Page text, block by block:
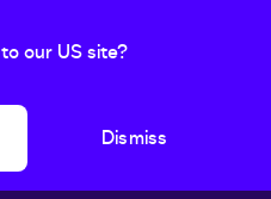
our US site?
Dismiss